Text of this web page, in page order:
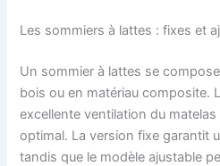
Les sommiers à lattes : fixes et
Un sommier à lattes se
bois ou en matériau composite.
excellente ventilation du
optimal. La version fixe garantit
tandis que le modèle ajustable